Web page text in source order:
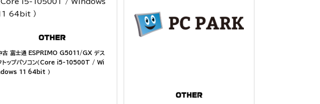
古 富士通 ESPRIMO G5011/GX デス
トップパソコン（Core i5-10500T / Wi
11 64bit ）